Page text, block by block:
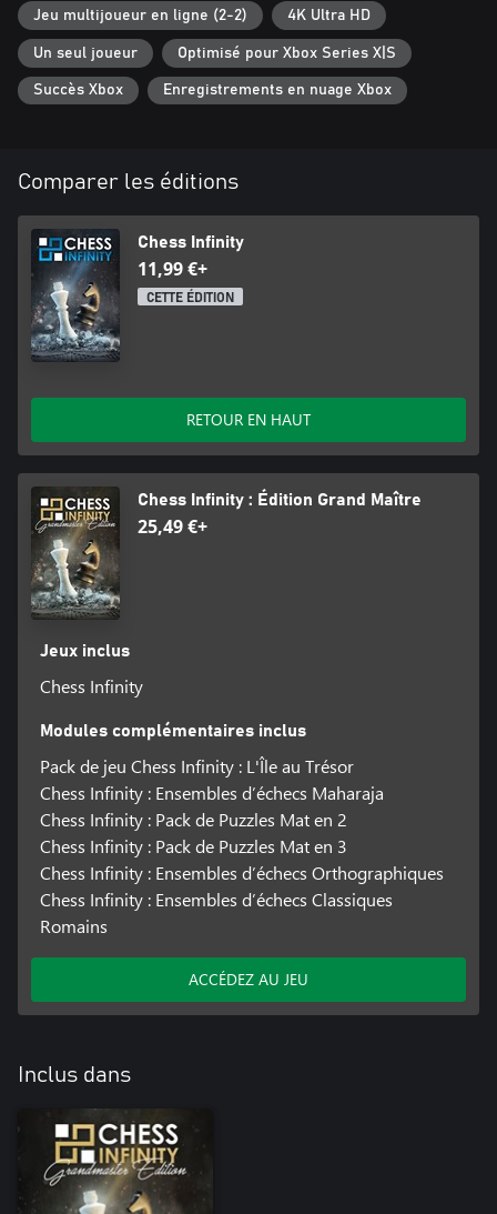
Jeu multijoueur en ligne (2-2) 4K Ultra HD
Un seul joueur Optimisé pour Xbox Series X|S
Succès Xbox Enregistrements en nuage Xbox
Comparer les éditions
Chess Infinity
11,99 €+
CETTE ÉDITION
RETOUR EN HAUT
Chess Infinity : Édition Grand Maître
25,49 €+
Jeux inclus
Chess Infinity
Modules complémentaires inclus
Pack de jeu Chess Infinity : L'Île au Trésor
Chess Infinity : Ensembles d’échecs Maharaja
Chess Infinity : Pack de Puzzles Mat en 2
Chess Infinity : Pack de Puzzles Mat en 3
Chess Infinity : Ensembles d’échecs Orthographiques
Chess Infinity : Ensembles d’échecs Classiques
Romains
ACCÉDEZ AU JEU
Inclus dans